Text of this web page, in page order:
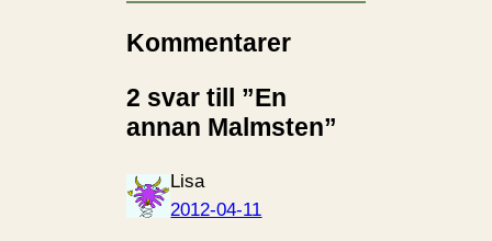
Kommentarer
2 svar till ”En
annan Malmsten”
Lisa
2012-04-11